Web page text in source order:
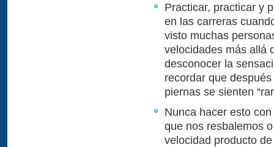
Practicar, practicar y
en las carreras
visto muchas
velocidades más allá
desconocer la
recordar que
piernas se sienten
Nunca hacer esto
que nos resbalemos
velocidad producto